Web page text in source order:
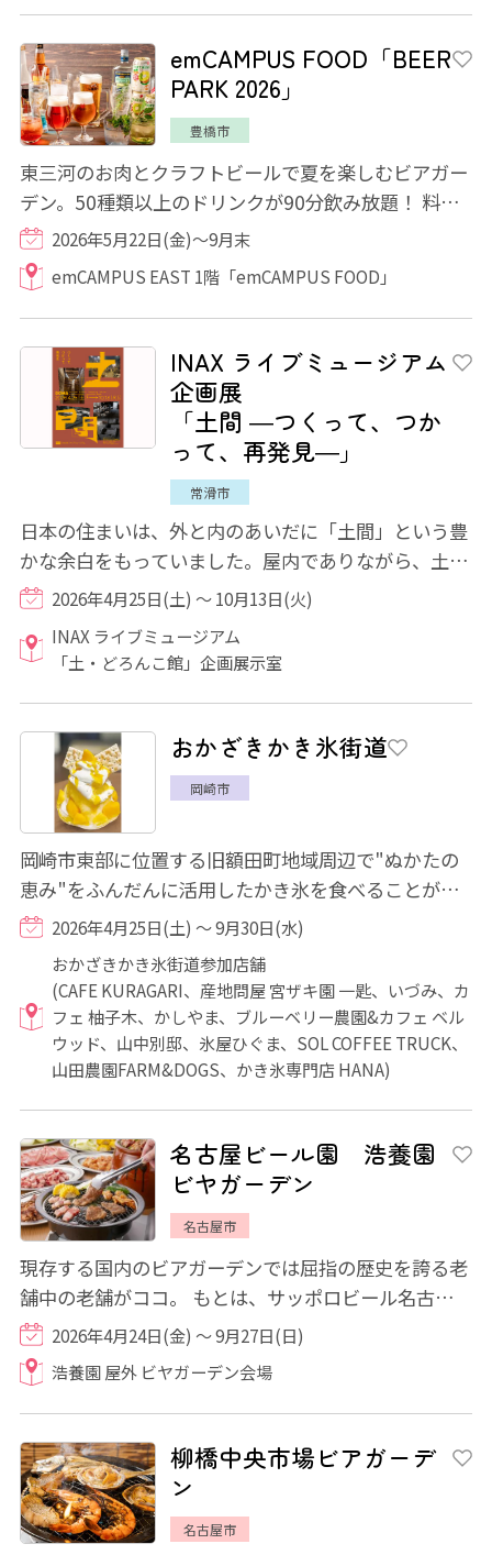
emCAMPUS FOOD「BEER
PARK 2026」
豊橋市
東三河のお肉とクラフトビールで夏を楽しむビアガー
デン。50種類以上のドリンクが90分飲み放題！ 料理
は地元野菜の前菜ブッフェと時期によって変...
2026年5月22日(金)～9月末
emCAMPUS EAST 1階「emCAMPUS FOOD」
INAX ライブミュージアム
企画展
「土間 ―つくって、つか
って、再発見―」
常滑市
日本の住まいは、外と内のあいだに「土間」という豊
かな余白をもっていました。屋内でありながら、土足
でいられるこの空間では、人が集い、煙が立...
2026年4月25日(土) ～ 10月13日(火)
INAX ライブミュージアム
「土・どろんこ館」企画展示室
おかざきかき氷街道
岡崎市
岡崎市東部に位置する旧額田町地域周辺で"ぬかたの
恵み"をふんだんに活用したかき氷を食べることがで
きます♪また、「輪氷」スタンプラリーを開催！...
2026年4月25日(土) ～ 9月30日(水)
おかざきかき氷街道参加店舗
(CAFE KURAGARI、産地問屋 宮ザキ園 一匙、いづみ、カ
フェ 柚子木、かしやま、ブルーベリー農園&カフェ ベル
ウッド、山中別邸、氷屋ひぐま、SOL COFFEE TRUCK、
山田農園FARM&DOGS、かき氷専門店 HANA)
名古屋ビール園 浩養園
ビヤガーデン
名古屋市
現存する国内のビアガーデンでは屈指の歴史を誇る老
舗中の老舗がココ。 もとは、サッポロビール名古屋工
場が昭和6年に開いた接待所で、昭和46年に...
2026年4月24日(金) ～ 9月27日(日)
浩養園 屋外 ビヤガーデン会場
柳橋中央市場ビアガーデ
ン
名古屋市